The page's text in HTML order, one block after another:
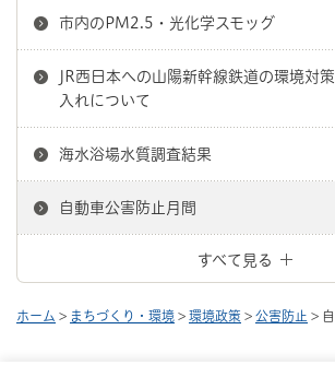
市内のPM2.5・光化学スモッグ
JR西日本への山陽新幹線鉄道の環境対
入れについて
海水浴場水質調査結果
自動車公害防止月間
すべて見る
ホーム > まちづくり・環境 > 環境政策 > 公害防止 >